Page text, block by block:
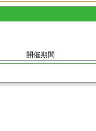
開催期間